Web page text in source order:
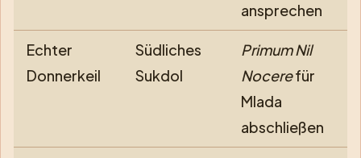
ansprechen
Echter
Donnerkeil
Südliches
Sukdol
Primum Nil
Nocerefür
Mlada
abschließen